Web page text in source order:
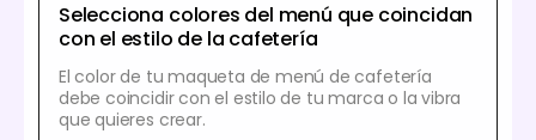
Selecciona colores del menú que coincidan
con el estilo de la cafetería
El color de tu maqueta de menú de cafetería
debe coincidir con el estilo de tu marca o la vibra
que quieres crear.